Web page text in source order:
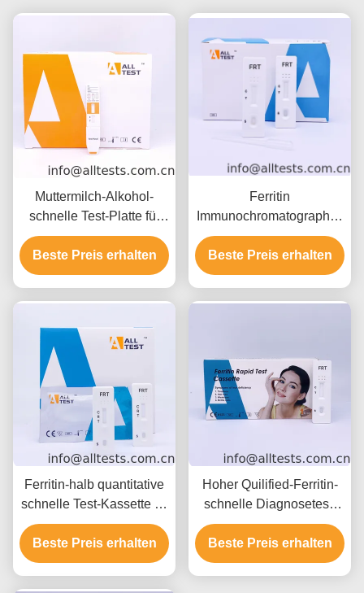
Muttermilch-Alkohol-
schnelle Test-Platte für
die semiquantitative
Entdeckung des Alkohols
Beste Preis erhalten
Ferritin
Immunochromatographic-
Proben-Test, schneller
Immunoassay-Test mit
hohem Quilified
Beste Preis erhalten
Ferritin-halb quantitative
schnelle Test-Kassette im
Vollblut/im Serum/im
Plasma
Beste Preis erhalten
Hoher Quilified-Ferritin-
schnelle Diagnosetest-
Kassette im Vollblut
Beste Preis erhalten